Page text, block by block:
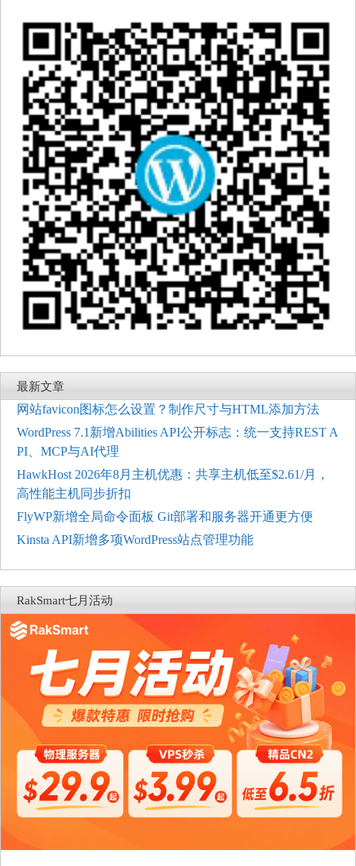
最新文章
网站favicon图标怎么设置？制作尺寸与HTML添加方法
WordPress 7.1新增Abilities API公开标志：统一支持REST A
PI、MCP与AI代理
HawkHost 2026年8月主机优惠：共享主机低至$2.61/月，
高性能主机同步折扣
FlyWP新增全局命令面板 Git部署和服务器开通更方便
Kinsta API新增多项WordPress站点管理功能
RakSmart七月活动